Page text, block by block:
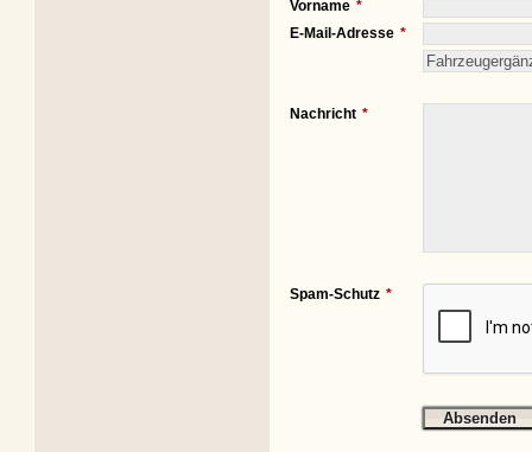
Vorname
E-Mail-Adresse
Nachricht
Spam-Schutz